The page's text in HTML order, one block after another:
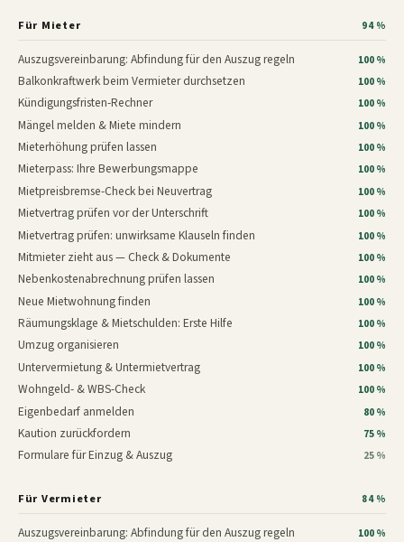
Für Mieter 94 %
Auszugsvereinbarung: Abfindung für den Auszug regeln 100 %
Balkonkraftwerk beim Vermieter durchsetzen 100 %
Kündigungsfristen-Rechner 100 %
Mängel melden & Miete mindern 100 %
Mieterhöhung prüfen lassen 100 %
Mieterpass: Ihre Bewerbungsmappe 100 %
Mietpreisbremse-Check bei Neuvertrag 100 %
Mietvertrag prüfen vor der Unterschrift 100 %
Mietvertrag prüfen: unwirksame Klauseln finden 100 %
Mitmieter zieht aus — Check & Dokumente 100 %
Nebenkostenabrechnung prüfen lassen 100 %
Neue Mietwohnung finden 100 %
Räumungsklage & Mietschulden: Erste Hilfe 100 %
Umzug organisieren 100 %
Untervermietung & Untermietvertrag 100 %
Wohngeld- & WBS-Check 100 %
Eigenbedarf anmelden 80 %
Kaution zurückfordern 75 %
Formulare für Einzug & Auszug 25 %
Für Vermieter 84 %
Auszugsvereinbarung: Abfindung für den Auszug regeln 100 %